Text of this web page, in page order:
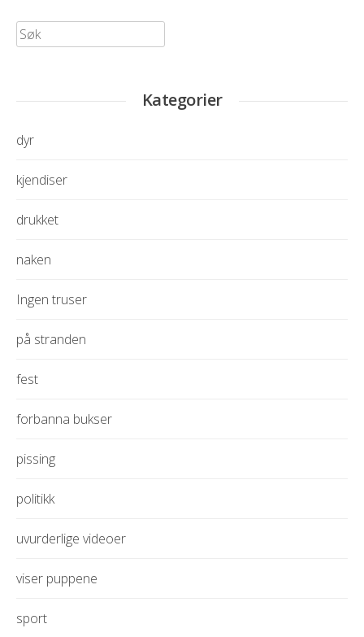
Søk
etter:
Kategorier
dyr
kjendiser
drukket
naken
Ingen truser
på stranden
fest
forbanna bukser
pissing
politikk
uvurderlige videoer
viser puppene
sport